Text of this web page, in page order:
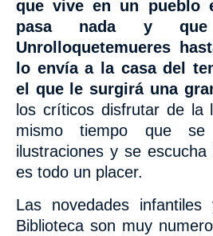
que vive en un pueblo
pasa nada y
Unrolloquetemueres
lo envía a la casa del
el que le surgirá una
los críticos disfrutar de la
mismo tiempo que se
ilustraciones y se
es todo un placer.
Las novedades
Biblioteca son muy